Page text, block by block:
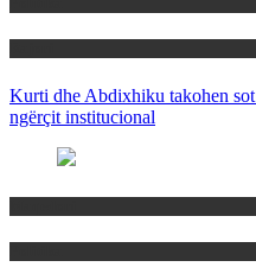
Kurti dhe Abdixhiku takohen
ngërçit institucional